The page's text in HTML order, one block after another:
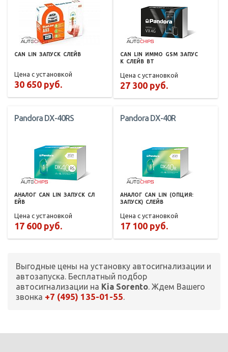
CAN LIN ЗАПУСК СЛЕЙВ
Цена с установкой
30 650 руб.
CAN LIN ИММО GSM ЗАПУС
К СЛЕЙВ BT
Цена с установкой
27 300 руб.
Pandora DX-40RS
АНАЛОГ CAN LIN ЗАПУСК СЛ
ЕЙВ
Цена с установкой
17 600 руб.
Pandora DX-40R
АНАЛОГ CAN LIN
(ОПЦИЯ:
ЗАПУСК) СЛЕЙВ
Цена с установкой
17 100 руб.
Выгодные цены на установку автосигнализации и
автозапуска. Бесплатный подбор
автосигнализации на Kia Sorento. Ждем Вашего
звонка +7 (495) 135-01-55.